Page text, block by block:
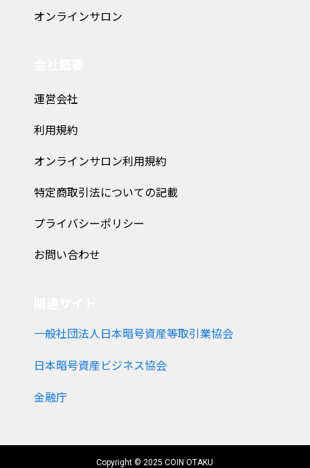
オンラインサロン
運営会社
利用規約
オンラインサロン利用規約
特定商取引法についての記載
プライバシーポリシー
お問い合わせ
一般社団法人日本暗号資産等取引業協会
日本暗号資産ビジネス協会
金融庁
Copyright © 2025 COIN OTAKU